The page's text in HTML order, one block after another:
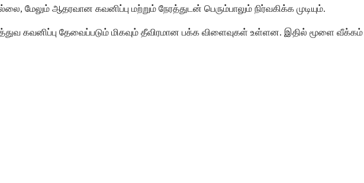
ஆதரவான கவனிப்பு மற்றும் நேரத்துடன் பெரும்பாலும் நிர்வகிக்க முடியும்.
கவனிப்பு தேவைப்படும் மிகவும் தீவிரமான பக்க விளைவுகள் உள்ளன. இதில் மூளை வீக்கம்